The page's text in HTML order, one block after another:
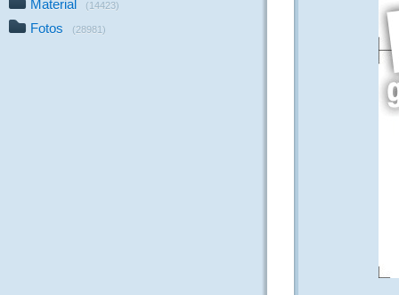
Material (14423)
Fotos (28981)